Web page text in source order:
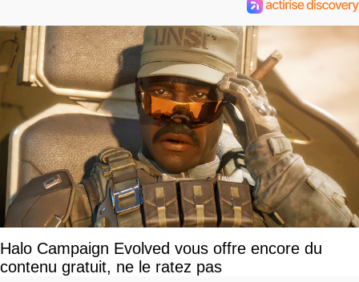
Halo Campaign Evolved vous offre encore du
contenu gratuit, ne le ratez pas